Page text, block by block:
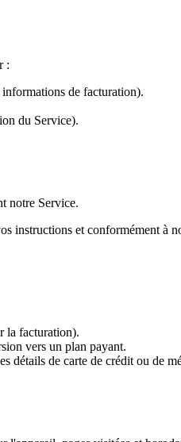
:
de facturation).
du Service).
notre Service.
instructions et conformément à
la facturation).
vers un plan payant.
détails de carte de crédit ou de